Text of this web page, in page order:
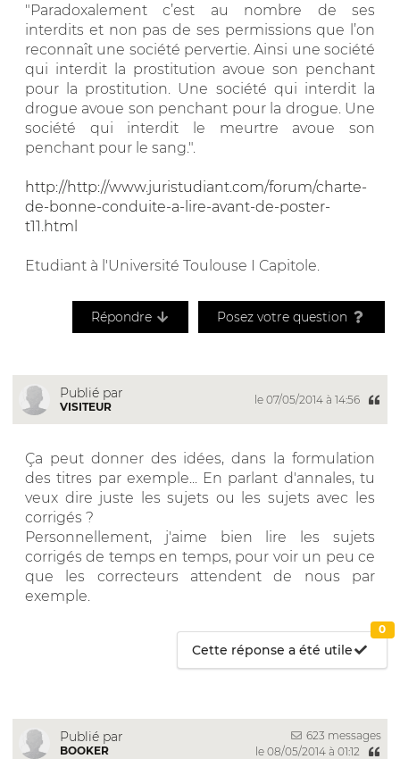
"Paradoxalement c’est au nombre de ses
interdits et non pas de ses permissions que l’on
reconnaît une société pervertie. Ainsi une société
qui interdit la prostitution avoue son penchant
pour la prostitution. Une société qui interdit la
drogue avoue son penchant pour la drogue. Une
société qui interdit le meurtre avoue son
penchant pour le sang.".
http://http://www.juristudiant.com/forum/charte-
de-bonne-conduite-a-lire-avant-de-poster-
t11.html
Etudiant à l'Université Toulouse I Capitole.
Répondre Posez votre question
Publié par
VISITEUR
le 07/05/2014 à 14:56
Ça peut donner des idées, dans la formulation
des titres par exemple... En parlant d'annales, tu
veux dire juste les sujets ou les sujets avec les
corrigés ?
Personnellement, j'aime bien lire les sujets
corrigés de temps en temps, pour voir un peu ce
que les correcteurs attendent de nous par
exemple.
Cette réponse a été utile
0
Publié par
BOOKER
623 messages
le 08/05/2014 à 01:12